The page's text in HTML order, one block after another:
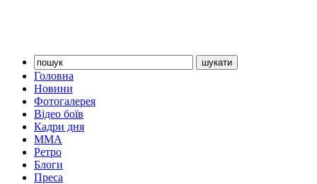
Головна
Новини
Фотогалерея
Відео боїв
Кадри дня
ММА
Ретро
Блоги
Преса